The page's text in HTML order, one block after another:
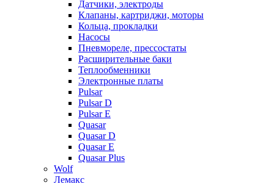
Датчики, электроды
Клапаны, картриджи, моторы
Кольца, прокладки
Насосы
Пневмореле, прессостаты
Расширительные баки
Теплообменники
Электронные платы
Pulsar
Pulsar D
Pulsar E
Quasar
Quasar D
Quasar E
Quasar Plus
Wolf
Лемакс